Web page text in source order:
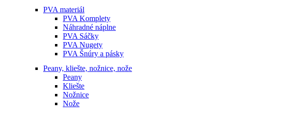
PVA materiál
PVA Komplety
Náhradné náplne
PVA Sáčky
PVA Nugety
PVA Šnúry a pásky
Peany, kliešte, nožnice, nože
Peany
Kliešte
Nožnice
Nože